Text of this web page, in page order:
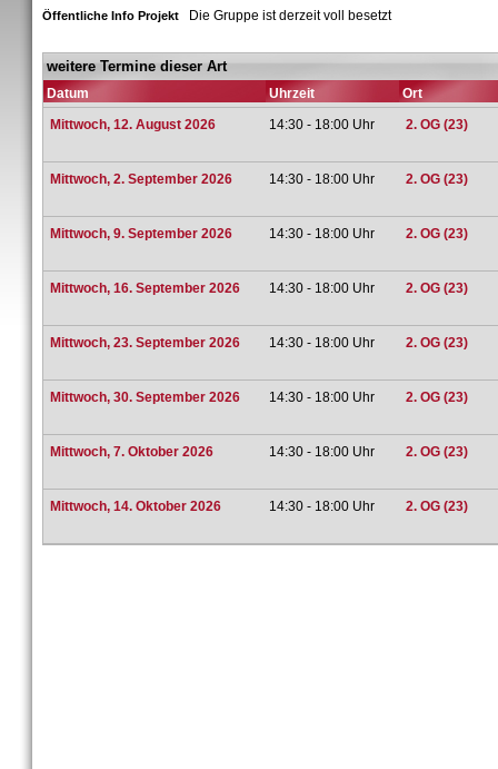
Öffentliche Info Projekt Die Gruppe ist derzeit voll besetzt
weitere Termine dieser Art
Datum Uhrzeit
Ort
Mittwoch, 12. August 2026
14:30 - 18:00 Uhr 2. OG (23)
Mittwoch, 2. September 2026 14:30 - 18:00 Uhr 2. OG (23)
Mittwoch, 9. September 2026 14:30 - 18:00 Uhr 2. OG (23)
Mittwoch, 16. September 2026 14:30 - 18:00 Uhr 2. OG (23)
Mittwoch, 23. September 2026 14:30 - 18:00 Uhr 2. OG (23)
Mittwoch, 30. September 2026 14:30 - 18:00 Uhr 2. OG (23)
Mittwoch, 7. Oktober 2026 14:30 - 18:00 Uhr 2. OG (23)
Mittwoch, 14. Oktober 2026 14:30 - 18:00 Uhr 2. OG (23)